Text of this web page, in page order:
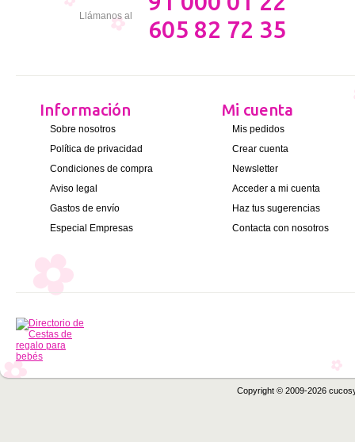
Llámanos al
605 82 72 35
Información
Sobre nosotros
Política de privacidad
Condiciones de compra
Aviso legal
Gastos de envío
Especial Empresas
Mi cuenta
Mis pedidos
Crear cuenta
Newsletter
Acceder a mi cuenta
Haz tus sugerencias
Contacta con nosotros
Copyright © 2009-2026